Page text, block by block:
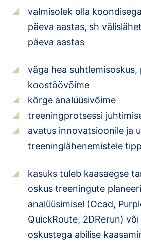
valmisolek olla
päeva aastas, sh
päeva aastas
väga hea suhtlemisoskus,
koostöövõime
kõrge analüüsivõime
treeningprotsessi
avatus innovatsioonile ja
treeninglähenemistele
kasuks tuleb kaasaegse
oskus treeningute
analüüsimisel (Ocad,
QuickRoute, 2DRerun)
oskustega abilise